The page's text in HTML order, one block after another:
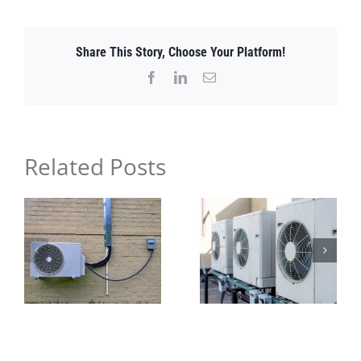
bombas
de
Colorado
Share This Story, Choose Your Platform!
FacebookLinkedInEmail
Related Posts